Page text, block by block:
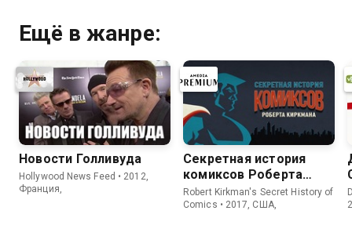
Ещё в жанре:
Новости Голливуда
Hollywood News Feed • 2012,
Франция,
Секретная история
комиксов Роберта
Киркмана
Robert Kirkman's Secret History of
Comics • 2017, США,